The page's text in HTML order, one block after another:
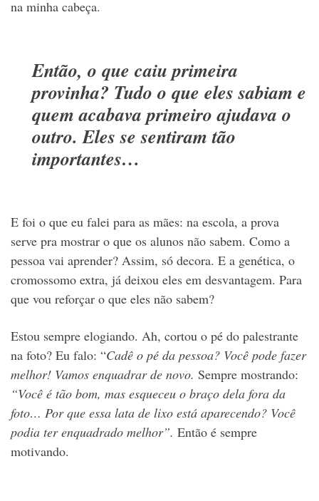
na minha cabeça.
Então, o que caiu primeira
provinha? Tudo o que eles sabiam e
quem acabava primeiro ajudava o
outro. Eles se sentiram tão
importantes…
E foi o que eu falei para as mães: na escola, a prova
serve pra mostrar o que os alunos não sabem. Como a
pessoa vai aprender? Assim, só decora. E a genética, o
cromossomo extra, já deixou eles em desvantagem. Para
que vou reforçar o que eles não sabem?
Estou sempre elogiando. Ah, cortou o pé do palestrante
na foto? Eu falo: “Cadê o pé da pessoa? Você pode fazer
melhor! Vamos enquadrar de novo. Sempre mostrando:
“Você é tão bom, mas esqueceu o braço dela fora da
foto… Por que essa lata de lixo está aparecendo? Você
podia ter enquadrado melhor”. Então é sempre
motivando.